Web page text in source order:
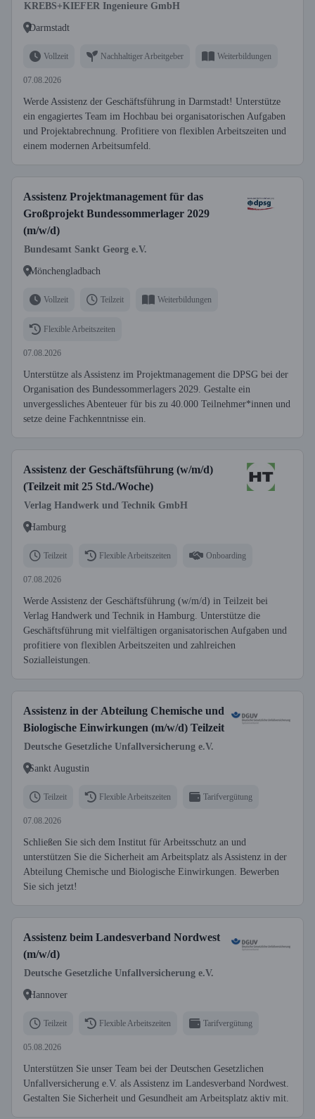
KREBS+KIEFER Ingenieure GmbH
Darmstadt
Vollzeit Nachhaltiger Arbeitgeber Weiterbildungen
07.08.2026
Werde Assistenz der Geschäftsführung in Darmstadt! Unterstütze
ein engagiertes Team im Hochbau bei organisatorischen Aufgaben
und Projektabrechnung. Profitiere von flexiblen Arbeitszeiten und
einem modernen Arbeitsumfeld.
Assistenz Projektmanagement für das
Großprojekt Bundessommerlager 2029
(m/w/d)
Bundesamt Sankt Georg e.V.
Mönchengladbach
Vollzeit Teilzeit Weiterbildungen
Flexible Arbeitszeiten
07.08.2026
Unterstütze als Assistenz im Projektmanagement die DPSG bei der
Organisation des Bundessommerlagers 2029. Gestalte ein
unvergessliches Abenteuer für bis zu 40.000 Teilnehmer*innen und
setze deine Fachkenntnisse ein.
Assistenz der Geschäftsführung (w/m/d)
(Teilzeit mit 25 Std./Woche)
Verlag Handwerk und Technik GmbH
Hamburg
Teilzeit Flexible Arbeitszeiten Onboarding
07.08.2026
Werde Assistenz der Geschäftsführung (w/m/d) in Teilzeit bei
Verlag Handwerk und Technik in Hamburg. Unterstütze die
Geschäftsführung mit vielfältigen organisatorischen Aufgaben und
profitiere von flexiblen Arbeitszeiten und zahlreichen
Sozialleistungen.
Assistenz in der Abteilung Chemische und
Biologische Einwirkungen (m/w/d) Teilzeit
Deutsche Gesetzliche Unfallversicherung e.V.
Sankt Augustin
Teilzeit Flexible Arbeitszeiten Tarifvergütung
07.08.2026
Schließen Sie sich dem Institut für Arbeitsschutz an und
unterstützen Sie die Sicherheit am Arbeitsplatz als Assistenz in der
Abteilung Chemische und Biologische Einwirkungen. Bewerben
Sie sich jetzt!
Assistenz beim Landesverband Nordwest
(m/w/d)
Deutsche Gesetzliche Unfallversicherung e.V.
Hannover
Teilzeit Flexible Arbeitszeiten Tarifvergütung
05.08.2026
Unterstützen Sie unser Team bei der Deutschen Gesetzlichen
Unfallversicherung e.V. als Assistenz im Landesverband Nordwest.
Gestalten Sie Sicherheit und Gesundheit am Arbeitsplatz aktiv mit.